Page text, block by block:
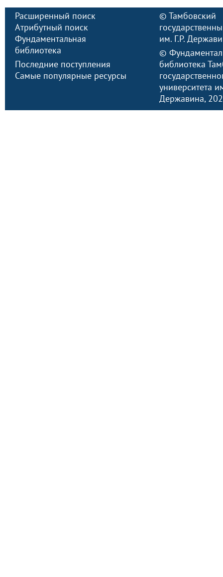
Расширенный поиск
Атрибутный поиск
Фундаментальная
библиотека
Последние поступления
Самые популярные ресурсы
© Тамбовский
им. Г.Р.
©
библиотека
университета
Державина,